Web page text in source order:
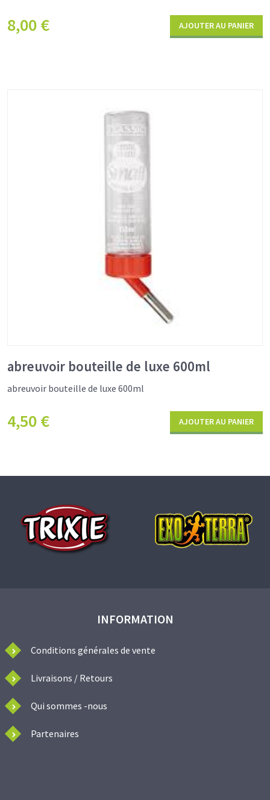
8,00€ AJOUTER AU PANIER
abreuvoir bouteille de luxe 600ml
abreuvoir bouteille de luxe 600ml
4,50€ AJOUTER AU PANIER
INFORMATION
Conditions générales de vente
Livraisons / Retours
Qui sommes -nous
Partenaires